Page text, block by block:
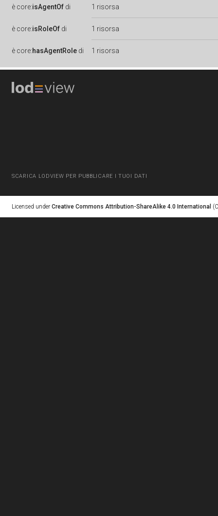
è core:isAgentOf di 1 risorsa
è core:isRoleOf di 1 risorsa
è core:hasAgentRole di 1 risorsa
SCARICA LODVIEW PER PUBBLICARE I TUOI DATI
Licensed under Creative Commons Attribution-ShareAlike 4.0 International